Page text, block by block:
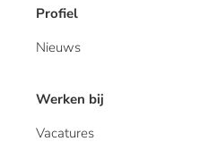
Profiel
Nieuws
Werken bij
Vacatures